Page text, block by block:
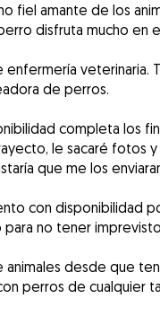
fiel amante de los
disfruta mucho en
veterinaria.
de perros.
completa los
le sacaré fotos
que me los
con disponibilidad
no tener
animales desde que
perros de cualquier